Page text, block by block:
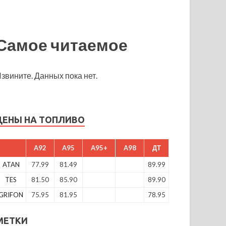
читаемое
Данных пока нет.
НА ТОПЛИВО
A92 A95 A95+ A98 ДТ
ATAN 77.99 81.49
89.99
TES
81.50 85.90
89.90
75.95 81.95 78.95